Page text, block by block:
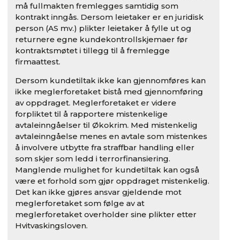
må fullmakten fremlegges samtidig som
kontrakt inngås. Dersom leietaker er en juridisk
person (AS mv.) plikter leietaker å fylle ut og
returnere egne kundekontrollskjemaer før
kontraktsmøtet i tillegg til å fremlegge
firmaattest.
Dersom kundetiltak ikke kan gjennomføres kan
ikke meglerforetaket bistå med gjennomføring
av oppdraget. Meglerforetaket er videre
forpliktet til å rapportere mistenkelige
avtaleinngåelser til Økokrim. Med mistenkelig
avtaleinngåelse menes en avtale som mistenkes
å involvere utbytte fra straffbar handling eller
som skjer som ledd i terrorfinansiering.
Manglende mulighet for kundetiltak kan også
være et forhold som gjør oppdraget mistenkelig.
Det kan ikke gjøres ansvar gjeldende mot
meglerforetaket som følge av at
meglerforetaket overholder sine plikter etter
Hvitvaskingsloven.